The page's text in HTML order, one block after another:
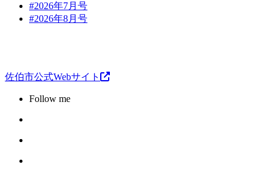
#2026年7月号
#2026年8月号
佐伯市公式Webサイト
Follow me